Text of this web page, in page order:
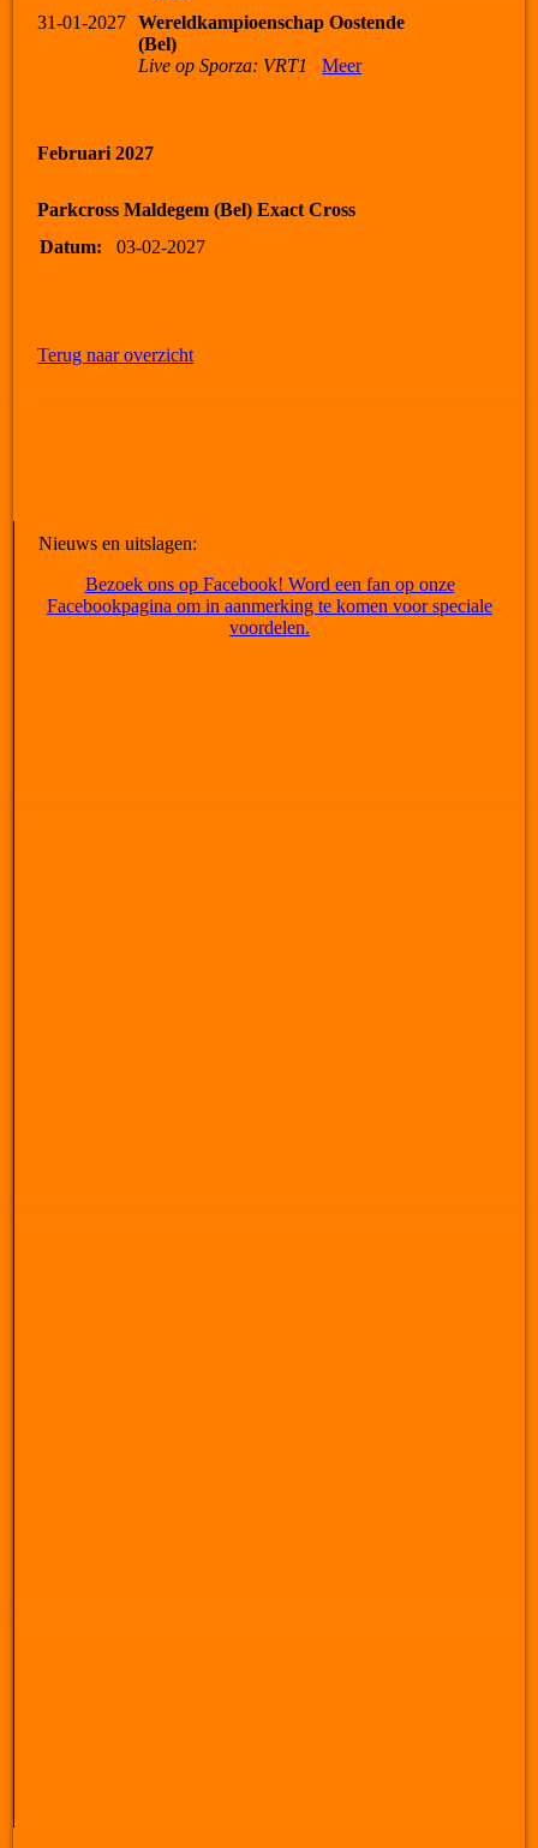
31-01-2027
Wereldkampioenschap Oostende
(Bel)
Live op Sporza: VRT1
Meer
Februari 2027
Parkcross Maldegem (Bel) Exact Cross
Datum:
03-02-2027
Terug naar overzicht
Nieuws en uitslagen:
Bezoek ons op Facebook! Word een fan op onze
Facebookpagina om in aanmerking te komen voor speciale
voordelen.